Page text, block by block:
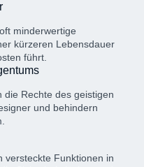
minderwertige
kürzeren Lebensdauer
führt.
die Rechte des geistigen
und behindern
versteckte Funktionen in